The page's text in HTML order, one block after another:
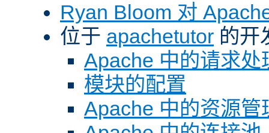
Ryan Bloom 对
位于 apachetutor 的开
Apache 中的请求处
模块的配置
Apache 中的资源管